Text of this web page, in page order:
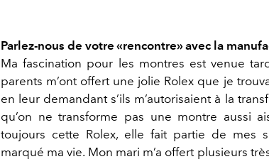
Parlez-nous de votre «rencontre» avec la
Ma fascination pour les montres est venue
parents m’ont offert une jolie Rolex que je
en leur demandant s’ils m’autorisaient à la
qu’on ne transforme pas une montre aussi
toujours cette Rolex, elle fait partie de mes
marqué ma vie. Mon mari m’a offert plusieurs